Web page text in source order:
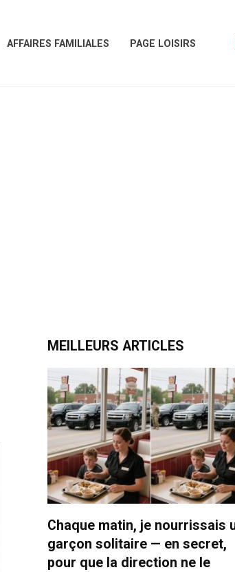
AFFAIRES FAMILIALES PAGE LOISIRS
MEILLEURS ARTICLES
Chaque matin, je nourrissais
garçon solitaire — en secret,
pour que la direction ne le